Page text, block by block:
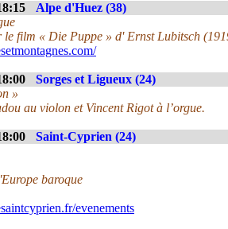
Alpe d'Huez (38)
le film « Die Puppe » d' Ernst Lubitsch
Sorges et Ligueux (24)
»
au violon et Vincent Rigot à l’orgue.
Saint-Cyprien (24)
baroque
evenements